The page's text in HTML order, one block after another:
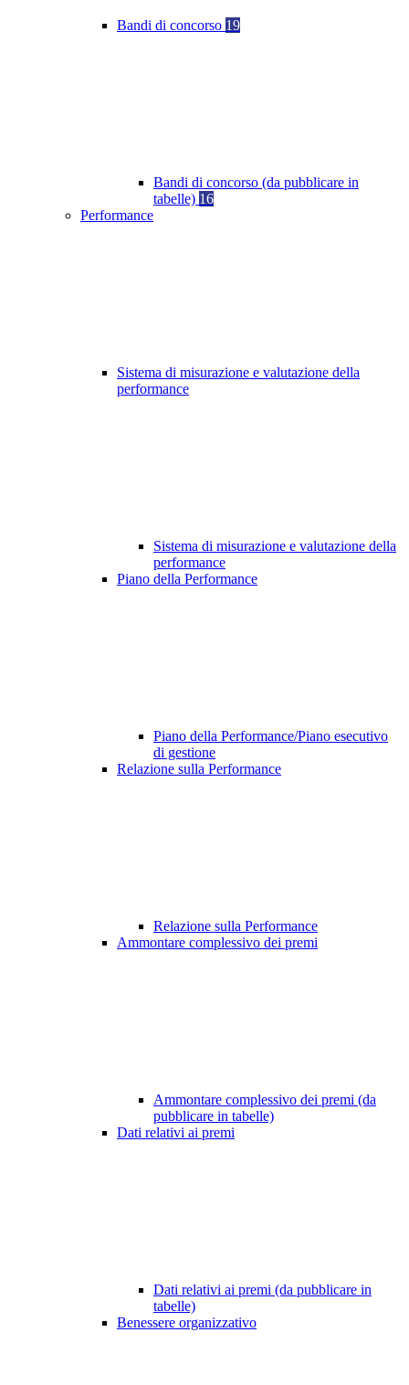
Bandi di concorso 19
Bandi di concorso (da pubblicare in
tabelle) 16
Performance
Sistema di misurazione e valutazione della
performance
Sistema di misurazione e valutazione della
performance
Piano della Performance
Piano della Performance/Piano esecutivo
di gestione
Relazione sulla Performance
Relazione sulla Performance
Ammontare complessivo dei premi
Ammontare complessivo dei premi (da
pubblicare in tabelle)
Dati relativi ai premi
Dati relativi ai premi (da pubblicare in
tabelle)
Benessere organizzativo